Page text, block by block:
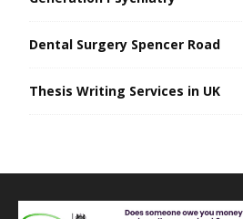
Dental Surgery Spencer Road
Thesis Writing Services in UK